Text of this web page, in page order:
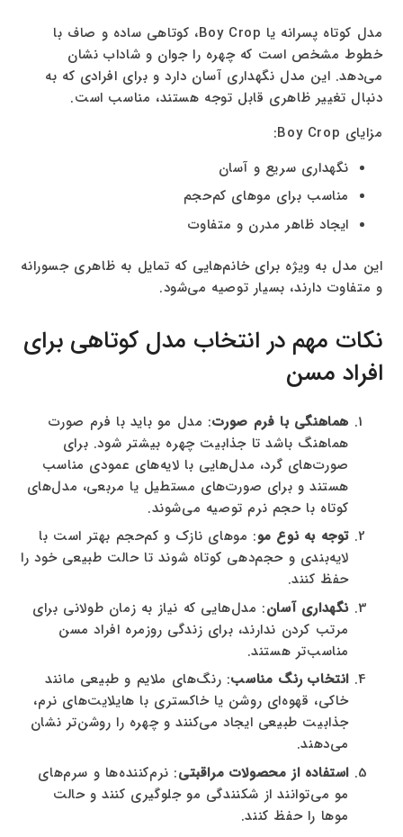
مدل کوتاه پسرانه یا Boy Crop، کوتاهی ساده و صاف با
خطوط مشخص است که چهره را جوان و شاداب نشان
می‌دهد. این مدل نگهداری آسان دارد و برای افرادی که به
دنبال تغییر ظاهری قابل توجه هستند، مناسب است.
مزایای Boy Crop:
نگهداری سریع و آسان
مناسب برای موهای کم‌حجم
ایجاد ظاهر مدرن و متفاوت
این مدل به ویژه برای خانم‌هایی که تمایل به ظاهری جسورانه
و متفاوت دارند، بسیار توصیه می‌شود.
نکات مهم در انتخاب مدل کوتاهی برای
افراد مسن
هماهنگی با فرم صورت: مدل مو باید با فرم صورت
هماهنگ باشد تا جذابیت چهره بیشتر شود. برای
صورت‌های گرد، مدل‌هایی با لایه‌های عمودی مناسب
هستند و برای صورت‌های مستطیل یا مربعی، مدل‌های
کوتاه با حجم نرم توصیه می‌شوند.
توجه به نوع مو: موهای نازک و کم‌حجم بهتر است با
لایه‌بندی و حجم‌دهی کوتاه شوند تا حالت طبیعی خود را
حفظ کنند.
نگهداری آسان: مدل‌هایی که نیاز به زمان طولانی برای
مرتب کردن ندارند، برای زندگی روزمره افراد مسن
مناسب‌تر هستند.
انتخاب رنگ مناسب: رنگ‌های ملایم و طبیعی مانند
خاکی، قهوه‌ای روشن یا خاکستری با هایلایت‌های نرم،
جذابیت طبیعی ایجاد می‌کنند و چهره را روشن‌تر نشان
می‌دهند.
استفاده از محصولات مراقبتی: نرم‌کننده‌ها و سرم‌های
مو می‌توانند از شکنندگی مو جلوگیری کنند و حالت
موها را حفظ کنند.